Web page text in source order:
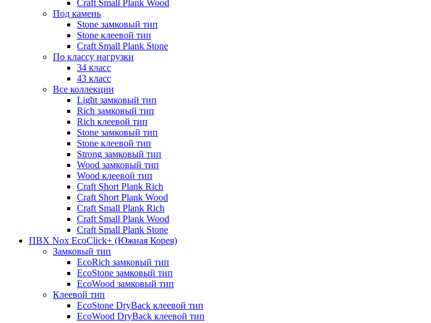
Craft Small Plank Wood
Под камень
Stone замковый тип
Stone клеевой тип
Craft Small Plank Stone
По классу нагрузки
34 класс
43 класс
Все коллекции
Light замковый тип
Rich замковый тип
Rich клеевой тип
Stone замковый тип
Stone клеевой тип
Strong замковый тип
Wood замковый тип
Wood клеевой тип
Craft Short Plank Rich
Craft Short Plank Wood
Craft Small Plank Rich
Craft Small Plank Wood
Craft Small Plank Stone
ПВХ Nox EcoClick+ (Южная Корея)
Замковый тип
EcoRich замковый тип
EcoStone замковый тип
EcoWood замковый тип
Клеевой тип
EcoStone DryBack клеевой тип
EcoWood DryBack клеевой тип